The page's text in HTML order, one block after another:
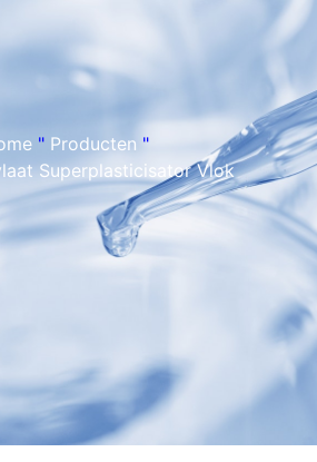
" Producten "
Superplasticisator Vlok